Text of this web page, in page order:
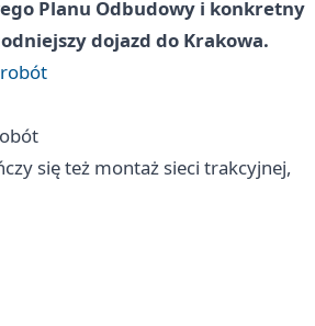
Planu Odbudowy i konkretny
dojazd do Krakowa.
się też montaż sieci trakcyjnej,